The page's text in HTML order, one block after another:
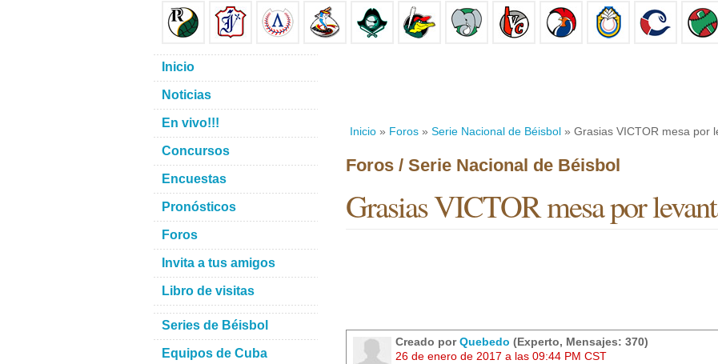
Inicio » Foros » Serie Nacional de Béisbol » Grasias VICTOR mesa por
Foros / Serie Nacional de Béisbol
Grasias VICTOR mesa por
Creado porQuebedo (Experto, Mensajes: 370)
26 de enero de 2017 a las 09:44 PM CST
Inicio
Noticias
En vivo!!!
Concursos
Encuestas
Pronósticos
Foros
Invita a tus amigos
Libro de visitas
Series de Béisbol
Equipos de Cuba